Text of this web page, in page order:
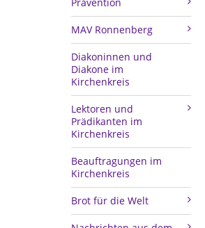
MAV Ronnenberg
Diakoninnen und
Diakone im
Kirchenkreis
Lektoren und
Prädikanten im
Kirchenkreis
Beauftragungen im
Kirchenkreis
Brot für die Welt